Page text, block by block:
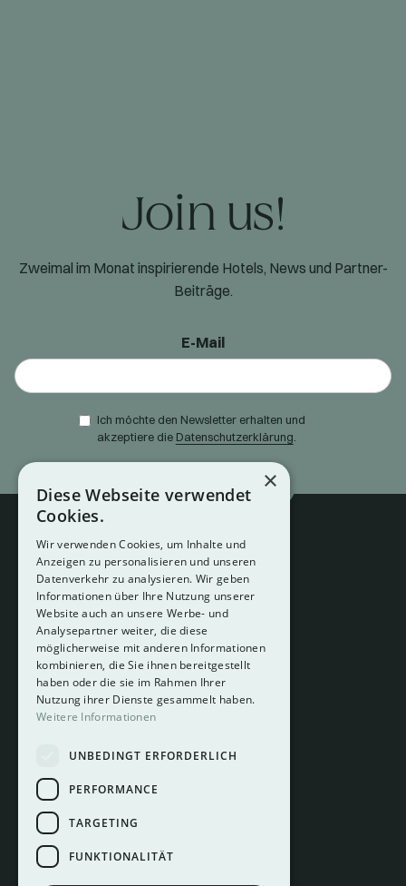
Join us!
Zweimal im Monat inspirierende Hotels, News und Partner-
Beiträge.
E-Mail
Ich möchte den Newsletter erhalten und
akzeptiere die Datenschutzerklärung
About
Hotelberatung
Mediadaten
Instagram
LinkedIn
×
Diese Webseite verwendet
Cookies.
Wir verwenden Cookies, um Inhalte und
Anzeigen zu personalisieren und unseren
Datenverkehr zu analysieren. Wir geben
Informationen über Ihre Nutzung unserer
Website auch an unsere Werbe- und
Analysepartner weiter, die diese
möglicherweise mit anderen Informationen
kombinieren, die Sie ihnen bereitgestellt
haben oder die sie im Rahmen Ihrer
Nutzung ihrer Dienste gesammelt haben.
Weitere Informationen
UNBEDINGT ERFORDERLICH
PERFORMANCE
TARGETING
FUNKTIONALITÄT